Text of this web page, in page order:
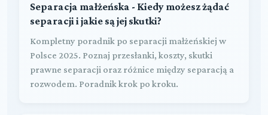
Separacja małżeńska - Kiedy możesz żądać
separacji i jakie są jej skutki?
Kompletny poradnik po separacji małżeńskiej w
Polsce 2025. Poznaj przesłanki, koszty, skutki
prawne separacji oraz różnice między separacją a
rozwodem. Poradnik krok po kroku.